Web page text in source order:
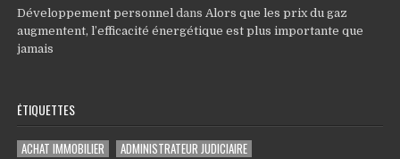
Développement personnel dans Alors que les prix du gaz
augmentent, l’efficacité énergétique est plus importante que
jamais
ÉTIQUETTES
ACHAT IMMOBILIER
ADMINISTRATEUR JUDICIAIRE